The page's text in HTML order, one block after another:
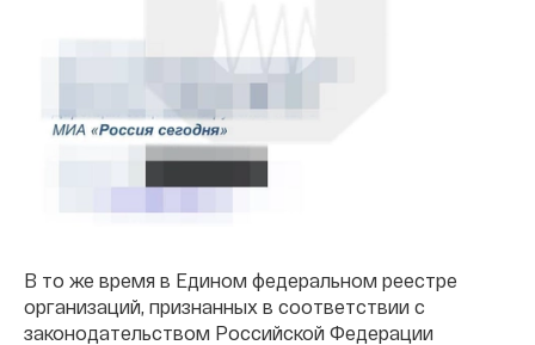
В то же время в Едином федеральном реестре
организаций, признанных в соответствии с
законодательством Российской Федерации